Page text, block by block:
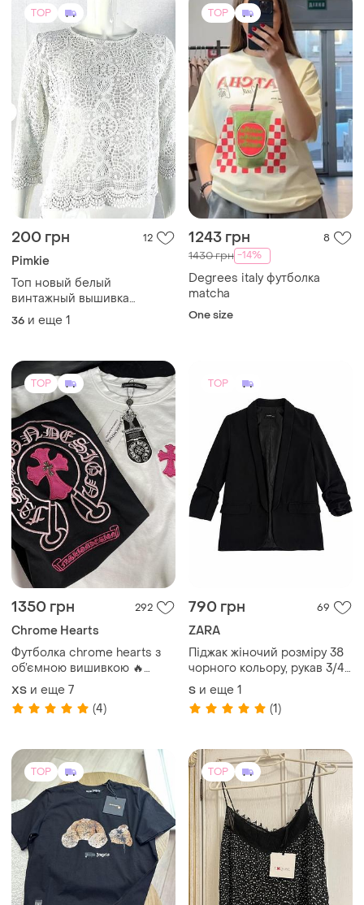
TOP
200 грн 12
Pimkie
Топ новый белый
винтажный вышивка
сетевой женский pimkie
dantelle
36 и еще 1
TOP
1243 грн 8
1430 грн -14%
Degrees italy футболка
matcha
One size
TOP
1350 грн 292
Chrome Hearts
Футболка chrome hearts з
об’ємною вишивкою 🔥
oversize / преміум якість
ХS и еще 7
(4)
TOP
790 грн 69
ZARA
Піджак жіночий розміру 38
чорного кольору, рукав 3/4,
фото лайв
S и еще 1
(1)
TOP TOP